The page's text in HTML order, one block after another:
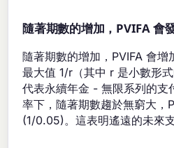
隨著期數的增加，PVIFA 會
隨著期數的增加，PVIFA 會增
最大值 1/r（其中 r 是小數形
代表永續年金 - 無限系列的支
率下，隨著期數趨於無窮大，
(1/0.05)。這表明遙遠的未來